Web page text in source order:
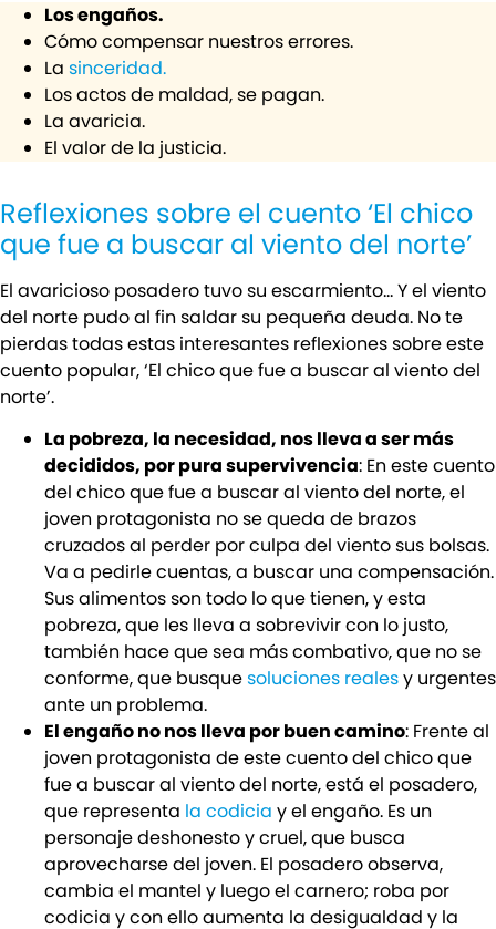
Los engaños.
Cómo compensar nuestros errores.
La sinceridad.
Los actos de maldad, se pagan.
La avaricia.
El valor de la justicia.
Reflexiones sobre el cuento ‘El chico
que fue a buscar al viento del norte’
El avaricioso posadero tuvo su escarmiento… Y el viento
del norte pudo al fin saldar su pequeña deuda. No te
pierdas todas estas interesantes reflexiones sobre este
cuento popular, ‘El chico que fue a buscar al viento del
norte’.
La pobreza, la necesidad, nos lleva a ser más
decididos, por pura supervivencia: En este cuento
del chico que fue a buscar al viento del norte, el
joven protagonista no se queda de brazos
cruzados al perder por culpa del viento sus bolsas.
Va a pedirle cuentas, a buscar una compensación.
Sus alimentos son todo lo que tienen, y esta
pobreza, que les lleva a sobrevivir con lo justo,
también hace que sea más combativo, que no se
conforme, que busquesoluciones realesy urgentes
ante un problema.
El engaño no nos lleva por buen camino: Frente al
joven protagonista de este cuento del chico que
fue a buscar al viento del norte, está el posadero,
que representa la codicia y el engaño. Es un
personaje deshonesto y cruel, que busca
aprovecharse del joven. El posadero observa,
cambia el mantel y luego el carnero; roba por
codicia y con ello aumenta la desigualdad y la